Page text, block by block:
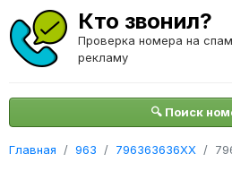
Кто звонил?
Проверка номера на
рекламу
🔍 Поиск
Главная 963 796363636XX